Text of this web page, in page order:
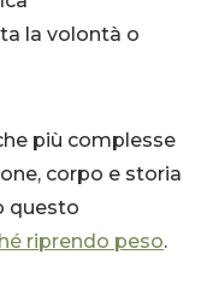
la volontà o
più complesse
corpo e storia
questo
riprendo peso.